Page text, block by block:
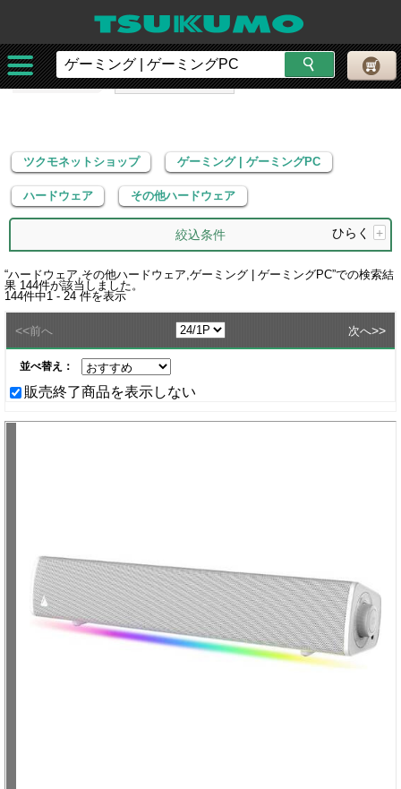
ツクモネットショップ
ゲーミング | ゲーミングPC
ハードウェア
その他ハードウェア
ツクモネットショップ ゲーミング | ゲーミングPC
ハードウェア その他ハードウェア
絞込条件 ひらく +
“ハードウェア,その他ハードウェア,ゲーミング | ゲーミングPC”での検索結
果 144件が該当しました。
144件中1 - 24 件を表示
<<前へ 次へ>>
並べ替え：
販売終了商品を表示しない